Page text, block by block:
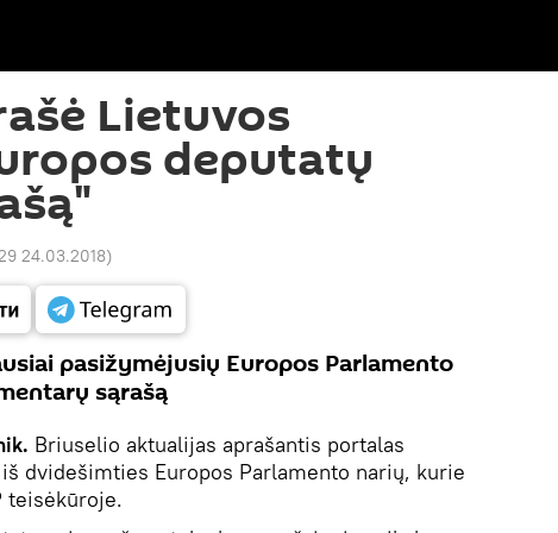
Lietuvos
deputatų
24.03.2018)
pasižymėjusių Europos Parlamento
sąrašą
Briuselio aktualijas aprašantis portalas
dvidešimties Europos Parlamento narių, kurie
teisėkūroje.